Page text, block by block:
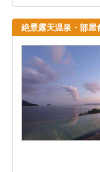
絶景露天温泉・部屋